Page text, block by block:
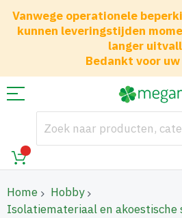
Vanwege operationele
kunnen leveringstijden
langer
Bedankt voor
Home
Hobby
Isolatiemateriaal en akoestische